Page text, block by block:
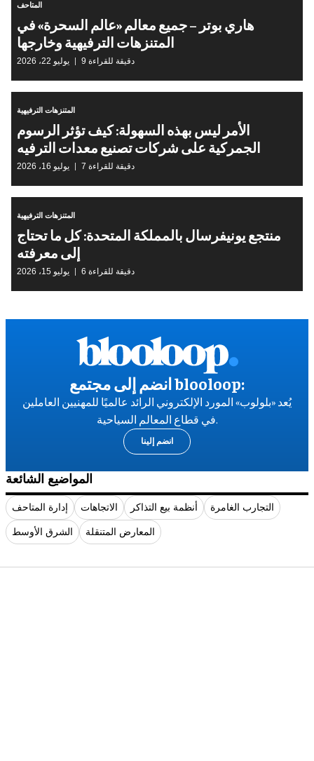
المتاحف
هاري بوتر – جميع معالم «عالم السحرة» في
المتنزهات الترفيهية وخارجها
يوليو 22، 2026 9 دقيقة للقراءة
المتنزهات الترفيهية
الأمر ليس بهذه السهولة: كيف تؤثر الرسوم
الجمركية على شركات تصنيع معدات الترفيه
يوليو 16، 2026 7 دقيقة للقراءة
المتنزهات الترفيهية
منتجع يونيفرسال بالمملكة المتحدة: كل ما تحتاج
إلى معرفته
يوليو 15، 2026 6 دقيقة للقراءة
انضم إلى مجتمع blooloop:
يُعد «بلولوب» المورد الإلكتروني الرائد عالميًا للمهنيين العاملين
في قطاع المعالم السياحية.
انضم إلينا
المواضيع الشائعة
إدارة المتاحف الاتجاهات أنظمة بيع التذاكر التجارب الغامرة
الشرق الأوسط المعارض المتنقلة